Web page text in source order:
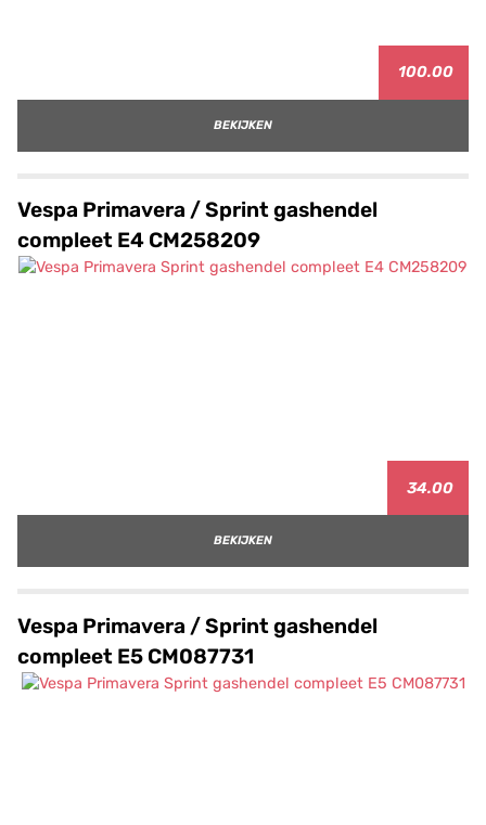
100.00
BEKIJKEN
Vespa Primavera / Sprint gashendel
compleet E4 CM258209
34.00
BEKIJKEN
Vespa Primavera / Sprint gashendel
compleet E5 CM087731